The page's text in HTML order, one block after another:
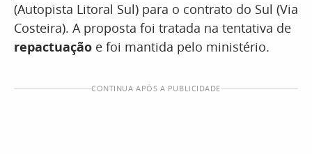
(Autopista Litoral Sul) para o contrato do Sul (Via
Costeira). A proposta foi tratada na tentativa de
repactuação e foi mantida pelo ministério.
CONTINUA APÓS A PUBLICIDADE